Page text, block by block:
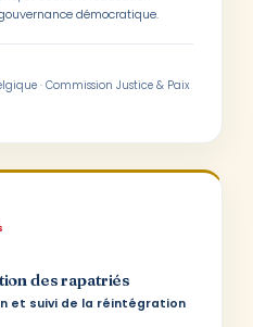
démocratique.
· Commission Justice & Paix
des rapatriés
et suivi de la réintégration